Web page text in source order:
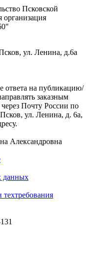
Псковской
организация
ул. Ленина, д.6а
ответа на публикацию/
заказным
Почту России по
ул. Ленина, д. 6а,
Александровна
данных